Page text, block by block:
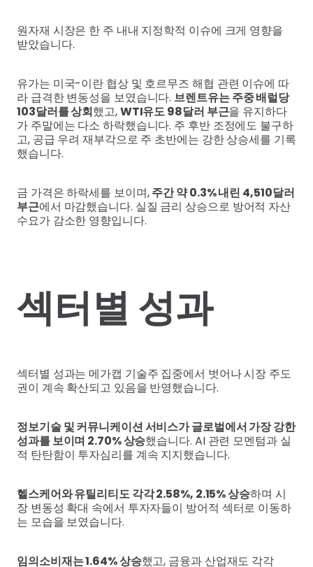
원자재 시장은 한 주 내내 지정학적 이슈에 크게 영향을
받았습니다.
유가는 미국-이란 협상 및 호르무즈 해협 관련 이슈에 따
라 급격한 변동성을 보였습니다. 브렌트유는 주중 배럴당
103달러를 상회했고,WTI유도 98달러 부근을 유지하다
가 주말에는 다소 하락했습니다. 주 후반 조정에도 불구하
고, 공급 우려 재부각으로 주 초반에는 강한 상승세를 기록
했습니다.
금 가격은 하락세를 보이며,주간 약 0.3% 내린 4,510달러
부근에서 마감했습니다. 실질 금리 상승으로 방어적 자산
수요가 감소한 영향입니다.
섹터별 성과
섹터별 성과는 메가캡 기술주 집중에서 벗어나 시장 주도
권이 계속 확산되고 있음을 반영했습니다.
정보기술 및 커뮤니케이션 서비스가 글로벌에서 가장 강한
성과를 보이며 2.70% 상승했습니다. AI 관련 모멘텀과 실
적 탄탄함이 투자심리를 계속 지지했습니다.
헬스케어와 유틸리티도 각각 2.58%, 2.15% 상승하며 시
장 변동성 확대 속에서 투자자들이 방어적 섹터로 이동하
는 모습을 보였습니다.
임의소비재는 1.64% 상승했고, 금융과 산업재도 각각